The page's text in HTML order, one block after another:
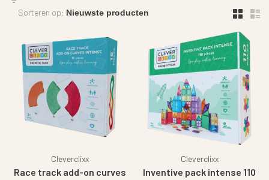
Sorteren op:
Cleverclixx
Race track add-on curves
Cleverclixx
Inventive pack intense 110